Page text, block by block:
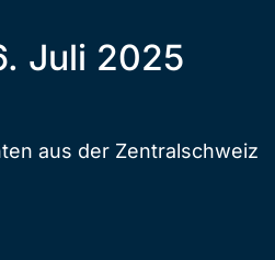
Juli 2025
aus der Zentralschweiz